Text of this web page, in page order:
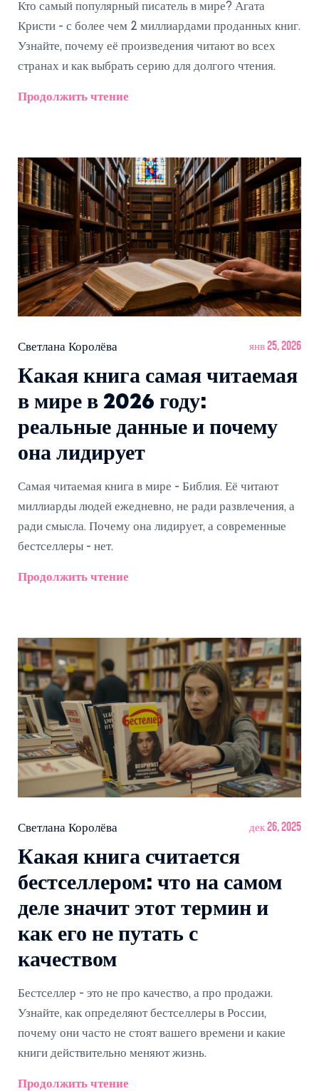
Кто самый популярный писатель в мире? Агата
Кристи - с более чем 2 миллиардами проданных книг.
Узнайте, почему её произведения читают во всех
странах и как выбрать серию для долгого чтения.
Продолжить чтение
Светлана Королёва янв 25, 2026
Какая книга самая читаемая
в мире в 2026 году:
реальные данные и почему
она лидирует
Самая читаемая книга в мире - Библия. Её читают
миллиарды людей ежедневно, не ради развлечения, а
ради смысла. Почему она лидирует, а современные
бестселлеры - нет.
Продолжить чтение
Светлана Королёва дек 26, 2025
Какая книга считается
бестселлером: что на самом
деле значит этот термин и
как его не путать с
качеством
Бестселлер - это не про качество, а про продажи.
Узнайте, как определяют бестселлеры в России,
почему они часто не стоят вашего времени и какие
книги действительно меняют жизнь.
Продолжить чтение